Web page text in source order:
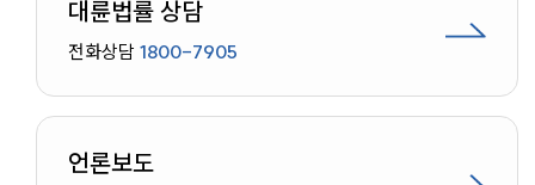
대륜법률 상담
전화상담 1800-7905
언론보도